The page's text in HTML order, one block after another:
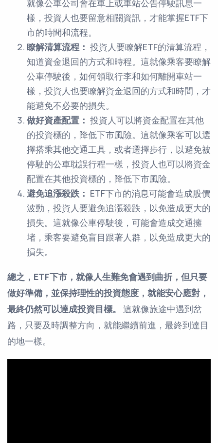
就像公車公司會在車上或車站公告停駛訊息一
樣，投資人也要留意相關資訊，才能掌握ETF下
市的時間和流程。
瞭解清算流程： 投資人要瞭解ETF的清算流程，
知道資金退回的方式和時程。這就像乘客要瞭解
公車停駛後，如何領取行李和如何離開車站一
樣，投資人也要瞭解資金退回的方式和時間，才
能避免不必要的損失。
做好資產配置： 投資人可以將資金配置在其他
的投資標的，降低下市風險。這就像乘客可以選
擇搭乘其他交通工具，或者選擇步行，以避免被
停駛的公車耽誤行程一樣，投資人也可以將資金
配置在其他投資標的，降低下市風險。
避免追漲殺跌： ETF下市的消息可能會造成股價
波動，投資人要避免追漲殺跌，以免造成更大的
損失。這就像公車停駛後，可能會造成交通擁
堵，乘客要避免盲目跟著人群，以免造成更大的
損失。
總之，ETF下市，就像人生難免會遇到曲折，但只要
做好準備，並保持理性的投資態度，就能安心應對，
最終仍然可以達成投資目標。
這就像旅途中遇到岔
路，只要及時調整方向，就能繼續前進，最終到達目
的地一樣。